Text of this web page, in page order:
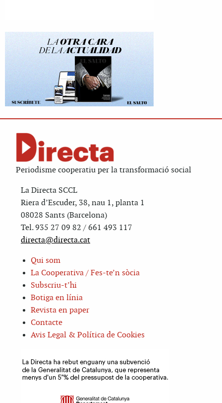
Periodisme cooperatiu per la transformació social
La Directa SCCL
Riera d’Escuder, 38, nau 1, planta 1
08028 Sants (Barcelona)
Tel. 935 27 09 82 / 661 493 117
directa@directa.cat
Qui som
La Cooperativa / Fes-te’n sòcia
Subscriu-t’hi
Botiga en línia
Revista en paper
Contacte
Avis Legal & Política de Cookies